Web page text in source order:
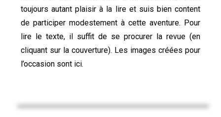
toujours autant plaisir à la lire et suis bien content
de participer modestement à cette aventure. Pour
lire le texte, il suffit de se procurer la revue (en
cliquant sur la couverture). Les images créées pour
l’occasion sont ici.